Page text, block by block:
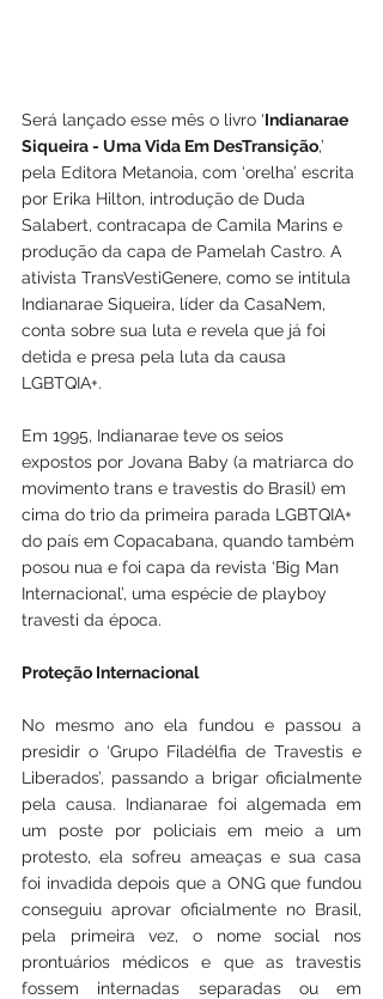
Será lançado esse mês o livro ‘Indianarae
Siqueira - Uma Vida Em DesTransição,’
pela Editora Metanoia, com ‘orelha’ escrita
por Erika Hilton, introdução de Duda
Salabert, contracapa de Camila Marins e
produção da capa de Pamelah Castro. A
ativista TransVestiGenere, como se intitula
Indianarae Siqueira, líder da CasaNem,
conta sobre sua luta e revela que já foi
detida e presa pela luta da causa
LGBTQIA+.
Em 1995, Indianarae teve os seios
expostos por Jovana Baby (a matriarca do
movimento trans e travestis do Brasil) em
cima do trio da primeira parada LGBTQIA+
do país em Copacabana, quando também
posou nua e foi capa da revista ‘Big Man
Internacional’, uma espécie de playboy
travesti da época.
Proteção Internacional
No mesmo ano ela fundou e passou a
presidir o ‘Grupo Filadélfia de Travestis e
Liberados’, passando a brigar oficialmente
pela causa. Indianarae foi algemada em
um poste por policiais em meio a um
protesto, ela sofreu ameaças e sua casa
foi invadida depois que a ONG que fundou
conseguiu aprovar oficialmente no Brasil,
pela primeira vez, o nome social nos
prontuários médicos e que as travestis
fossem internadas separadas ou em